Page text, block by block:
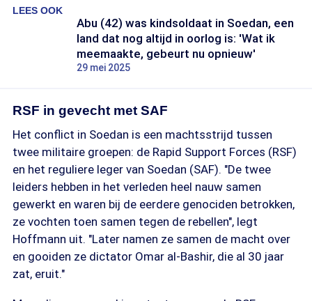
LEES OOK
Abu (42) was kindsoldaat in Soedan, een
land dat nog altijd in oorlog is: 'Wat ik
meemaakte, gebeurt nu opnieuw'
29 mei 2025
RSF in gevecht met SAF
Het conflict in Soedan is een machtsstrijd tussen
twee militaire groepen: de Rapid Support Forces (RSF)
en het reguliere leger van Soedan (SAF). "De twee
leiders hebben in het verleden heel nauw samen
gewerkt en waren bij de eerdere genociden betrokken,
ze vochten toen samen tegen de rebellen", legt
Hoffmann uit. "Later namen ze samen de macht over
en gooiden ze dictator Omar al-Bashir, die al 30 jaar
zat, eruit."